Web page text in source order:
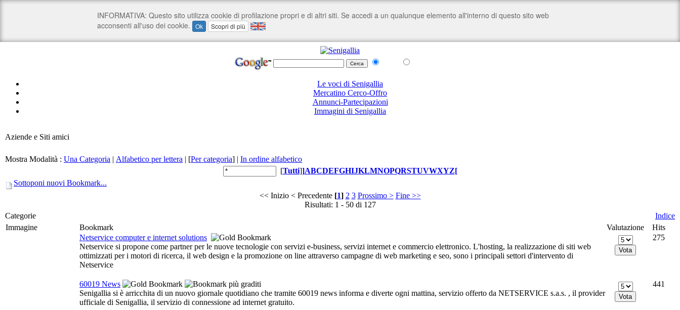
Le voci di Senigallia
Mercatino Cerco-Offro
Annunci-Partecipazioni
Immagini di Senigallia
Aziende e Siti amici
Mostra Modalità : Una Categoria | Alfabetico per lettera | [Per categoria] | In ordine alfabetico
[Tutti]]ABCDEFGHIJKLMNOPQRSTUVWXYZ[
Sottoponi nuovi Bookmark...
<< Inizio < Precedente [1] 2 3 Prossimo > Fine >>
Risultati: 1 - 50 di 127
Categorie
Indice
Immagine
Bookmark Valutazione
Hits
Netservice computer e internet solutions
Netservice si propone come partner per le nuove tecnologie con servizi e-business, servizi internet e commercio elettronico. L'hosting, la realizzazione di siti web
ottimizzati per i motori di ricerca, il web design e la promozione on line attraverso campagne di web marketing e seo, sono i principali settori d'intervento di
Netservice
275
60019 News
Senigallia si è arricchita di un nuovo giornale quotidiano che tramite 60019 news informa e diverte ogni mattina, servizio offerto da NETSERVICE s.a.s. , il provider
ufficiale di Senigallia, il servizio di connessione ad internet gratuito.
441